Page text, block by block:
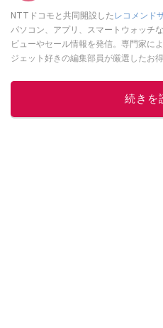
NTTドコモと共同開設した レコメンド
パソコン、アプリ、スマートウォッチ
ビューやセール情報を発信。専門家に
ジェット好きの編集部員が厳選したお
この
続きを